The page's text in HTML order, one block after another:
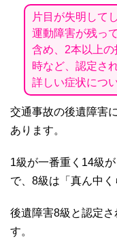
片目が失明して
運動障害が残っ
含め、2本以上
時など、認定さ
詳しい症状につ
交通事故の後遺障害に
あります。
1級が一番重く 14級
で、 8級は「真ん中く
後遺障害8級と認定
す。